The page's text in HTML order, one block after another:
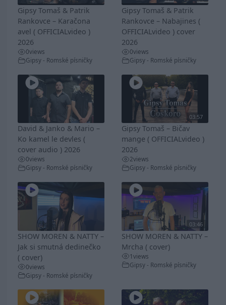
Gipsy Tomaš & Patrik
Rankovce – Karačona
avel ( OFFICIALvideo )
2026
0views
Gipsy - Romské písničky
Gipsy Tomaš & Patrik
Rankovce – Nabajines (
OFFICIALvideo ) cover
2026
0views
Gipsy - Romské písničky
David & Janko & Mario –
Ko kamel le devles (
cover audio ) 2026
0views
Gipsy - Romské písničky
03:57
Gipsy Tomaš – Bičav
mange ( OFFICIALvideo )
2026
2views
Gipsy - Romské písničky
SHOW MOREN & NATTY –
Jak si smutná dedinečko
( cover)
0views
Gipsy - Romské písničky
03:46
SHOW MOREN & NATTY –
Mrcha ( cover)
1views
Gipsy - Romské písničky